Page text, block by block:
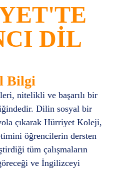
DİL
Bilgi
nitelikli ve başarılı bir
Dilin sosyal bir
çıkarak Hürriyet Koleji,
öğrencilerin dersten
tüm çalışmaların
ve İngilizceyi